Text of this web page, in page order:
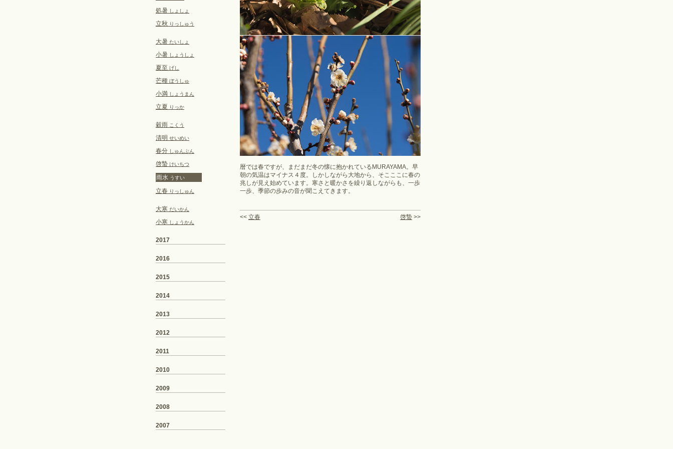
暦では春ですが、まだまだ冬の懐に抱かれているMURAYAMA。早
朝の気温はマイナス４度。しかしながら大地から、そこここに春の
兆しが見え始めています。寒さと暖かさを繰り返しながらも、一歩
一歩、季節の歩みの音が聞こえてきます。
<< 立春 啓蟄 >>
処暑 しょしょ
立秋 りっしゅう
大暑 たいしょ
小暑 しょうしょ
夏至 げし
芒種 ぼうしゅ
小満 しょうまん
立夏 りっか
穀雨 こくう
清明 せいめい
春分 しゅんぶん
啓蟄 けいちつ
雨水 うすい
立春 りっしゅん
大寒 だいかん
小寒 しょうかん
2017
2016
2015
2014
2013
2012
2011
2010
2009
2008
2007